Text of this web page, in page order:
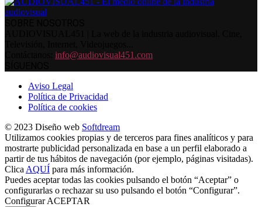
info@audiovisual451.com
Aviso Legal
Política de Privacidad
Política de cookies
© 2023 Diseño web Softdream
Utilizamos cookies propias y de terceros para fines analíticos y para
mostrarte publicidad personalizada en base a un perfil elaborado a
partir de tus hábitos de navegación (por ejemplo, páginas visitadas).
ClicaAQUÍ para más información.
Puedes aceptar todas las cookies pulsando el botón “Aceptar” o
configurarlas o rechazar su uso pulsando el botón “Configurar”.
ConfigurarACEPTAR